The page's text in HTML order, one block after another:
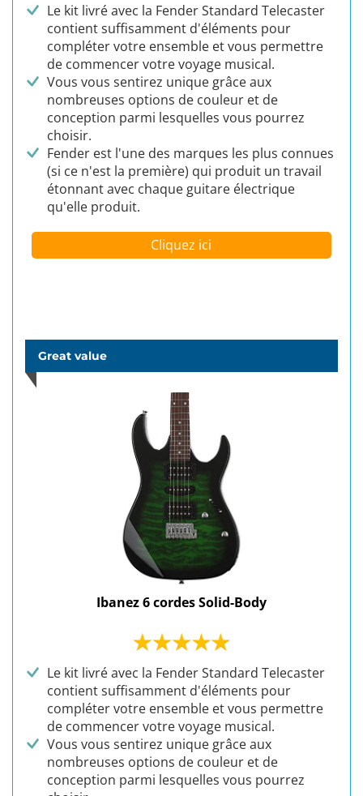
Le kit livré avec la Fender Standard Telecaster
contient suffisamment d'éléments pour
compléter votre ensemble et vous permettre
de commencer votre voyage musical.
Vous vous sentirez unique grâce aux
nombreuses options de couleur et de
conception parmi lesquelles vous pourrez
choisir.
Fender est l'une des marques les plus connues
(si ce n'est la première) qui produit un travail
étonnant avec chaque guitare électrique
qu'elle produit.
Cliquez ici
Great value
Ibanez 6 cordes Solid-Body
Le kit livré avec la Fender Standard Telecaster
contient suffisamment d'éléments pour
compléter votre ensemble et vous permettre
de commencer votre voyage musical.
Vous vous sentirez unique grâce aux
nombreuses options de couleur et de
conception parmi lesquelles vous pourrez